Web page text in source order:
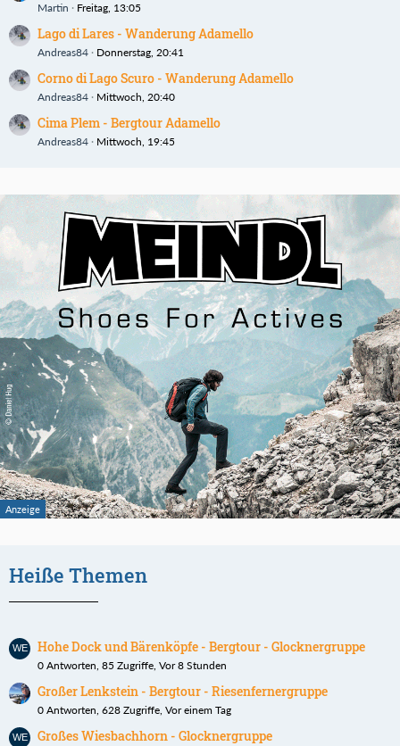
Martin Freitag, 13:05
Lago di Lares - Wanderung Adamello
Andreas84 Donnerstag, 20:41
Corno di Lago Scuro - Wanderung Adamello
Andreas84 Mittwoch, 20:40
Cima Plem - Bergtour Adamello
Andreas84 Mittwoch, 19:45
Heiße Themen
Hohe Dock und Bärenköpfe - Bergtour - Glocknergruppe
0 Antworten, 85 Zugriffe, Vor 8 Stunden
Großer Lenkstein - Bergtour - Riesenfernergruppe
0 Antworten, 628 Zugriffe, Vor einem Tag
Großes Wiesbachhorn - Glocknergruppe